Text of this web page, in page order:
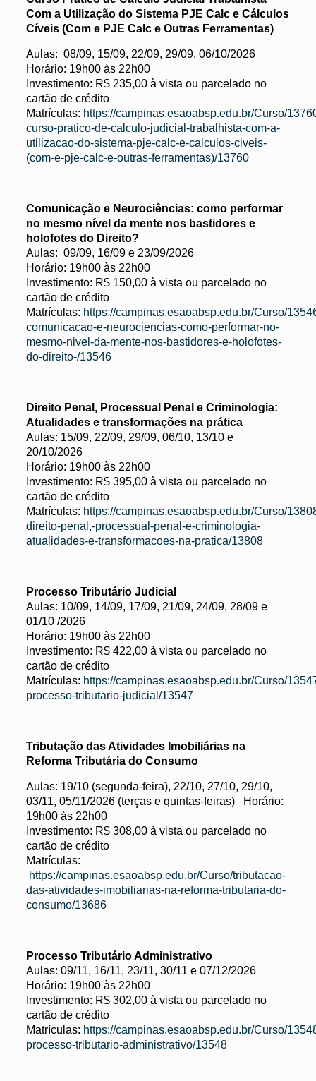
Com a Utilização do Sistema PJE Calc e Cálculos
Cíveis (Com e PJE Calc e Outras Ferramentas)
Aulas: 08/09, 15/09, 22/09, 29/09, 06/10/2026
Horário: 19h00 às 22h00
Investimento: R$ 235,00 à vista ou parcelado no
cartão de crédito
Matrículas: https://campinas.esaoabsp.edu.br/Curso/
curso-pratico-de-calculo-judicial-trabalhista-com-a-
utilizacao-do-sistema-pje-calc-e-calculos-civeis-
(com-e-pje-calc-e-outras-ferramentas)/13760
Comunicação e Neurociências: como performar
no mesmo nível da mente nos bastidores e
holofotes do Direito?
Aulas: 09/09, 16/09 e 23/09/2026
Horário: 19h00 às 22h00
Investimento: R$ 150,00 à vista ou parcelado no
cartão de crédito
Matrículas: https://campinas.esaoabsp.edu.br/Curso/
comunicacao-e-neurociencias-como-performar-no-
mesmo-nivel-da-mente-nos-bastidores-e-holofotes-
do-direito-/13546
Direito Penal, Processual Penal e Criminologia:
Atualidades e transformações na prática
Aulas: 15/09, 22/09, 29/09, 06/10, 13/10 e
20/10/2026
Horário: 19h00 às 22h00
Investimento: R$ 395,00 à vista ou parcelado no
cartão de crédito
Matrículas: https://campinas.esaoabsp.edu.br/Curso/
direito-penal,-processual-penal-e-criminologia-
atualidades-e-transformacoes-na-pratica/13808
Processo Tributário Judicial
Aulas: 10/09, 14/09, 17/09, 21/09, 24/09, 28/09 e
01/10 /2026
Horário: 19h00 às 22h00
Investimento: R$ 422,00 à vista ou parcelado no
cartão de crédito
Matrículas: https://campinas.esaoabsp.edu.br/Curso/
processo-tributario-judicial/13547
Tributação das Atividades Imobiliárias na
Reforma Tributária do Consumo
Aulas: 19/10 (segunda-feira), 22/10, 27/10, 29/10,
03/11, 05/11/2026 (terças e quintas-feiras) Horário:
19h00 às 22h00
Investimento: R$ 308,00 à vista ou parcelado no
cartão de crédito
Matrículas:
https://campinas.esaoabsp.edu.br/Curso/tributacao-
das-atividades-imobiliarias-na-reforma-tributaria-do-
consumo/13686
Processo Tributário Administrativo
Aulas: 09/11, 16/11, 23/11, 30/11 e 07/12/2026
Horário: 19h00 às 22h00
Investimento: R$ 302,00 à vista ou parcelado no
cartão de crédito
Matrículas: https://campinas.esaoabsp.edu.br/Curso/
processo-tributario-administrativo/13548